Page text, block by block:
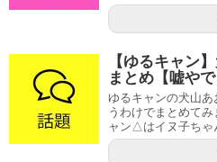
【ゆるキャン
まとめ【嘘やで
ゆるキャンの犬山
うわけでまとめて
ャン△はイヌ子ちゃ